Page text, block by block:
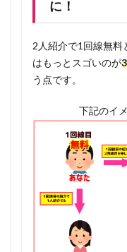
差し上
げま
す！✨
1.7.2
特典受
用公式
に！
2人紹介で1回線無料
はもっとスゴいのが
う点です。
下記のイ